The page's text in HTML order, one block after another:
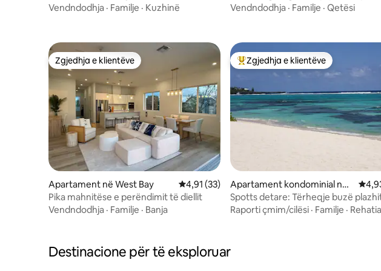
Vendndodhja · Familje · Kuzhinë
Vendndodhja · Familje · Qetësi
Zgjedhja e klientëve
Zgjedhja e klientëve
Apartament në West Bay Vlerësimi mesatar 4,91 nga 5, 33 vlerësime
4,91 (33)
Pika mahnitëse e perëndimit të diellit
Vendndodhja · Familje · Banja
Më të mirat e zgjedhjeve të klientëve
Zgjedhja e klientëve
Apartament kondominial në
Savannah
Spotts detare: Tërheqje buzë
buzë detit! Kajman
Raporti çmim/cilësi · Familje · Rehatia
Destinacione për të eksploruar